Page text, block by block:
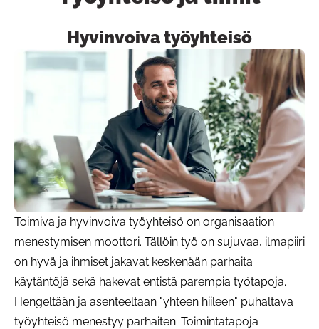
Hyvinvoiva työyhteisö
Painike
Toimiva ja hyvinvoiva työyhteisö on organisaation
menestymisen moottori. Tällöin työ on sujuvaa, ilmapiiri
on hyvä ja ihmiset jakavat keskenään parhaita
käytäntöjä sekä hakevat entistä parempia työtapoja.
Hengeltään ja asenteeltaan "yhteen hiileen" puhaltava
työyhteisö menestyy parhaiten. Toimintatapoja